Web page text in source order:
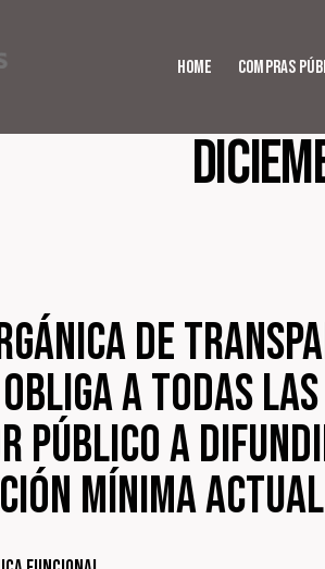
Home Compras
de
obliga a todas
público a
mínima